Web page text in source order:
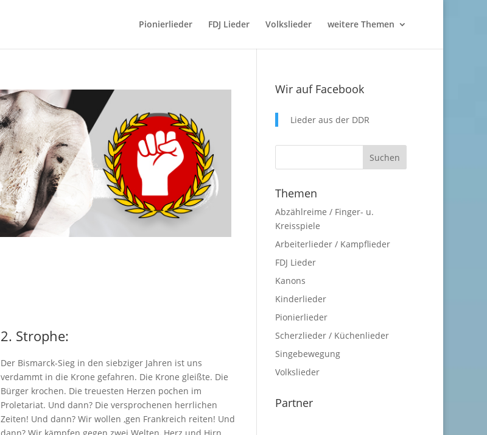
Pionierlieder FDJ Lieder Volkslieder weitere Themen
2. Strophe:
Der Bismarck-Sieg in den siebziger Jahren ist uns
verdammt in die Krone gefahren. Die Krone gleißte. Die
Bürger krochen. Die treuesten Herzen pochen im
Proletariat. Und dann? Die versprochenen herrlichen
Zeiten! Und dann? Wir wollen ‚gen Frankreich reiten! Und
Wir auf Facebook
Lieder aus der DDR
Themen
Abzählreime / Finger- u.
Kreisspiele
Arbeiterlieder / Kampflieder
FDJ Lieder
Kanons
Kinderlieder
Pionierlieder
Scherzlieder / Küchenlieder
Singebewegung
Volkslieder
Partner